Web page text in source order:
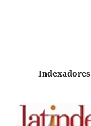
Indexadores